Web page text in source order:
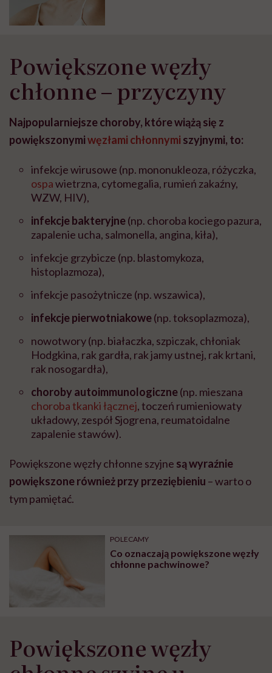
Powiększone węzły
chłonne – przyczyny
Najpopularniejsze choroby, które wiążą się z
powiększonymiwęzłami chłonnymi szyjnymi, to:
infekcje wirusowe (np. mononukleoza, różyczka,
ospawietrzna, cytomegalia, rumień zakaźny,
WZW, HIV),
infekcje bakteryjne(np. choroba kociego pazura,
zapalenie ucha, salmonella, angina, kiła),
infekcje grzybicze (np. blastomykoza,
histoplazmoza),
infekcje pasożytnicze (np. wszawica),
infekcje pierwotniakowe(np. toksoplazmoza),
nowotwory (np. białaczka, szpiczak, chłoniak
Hodgkina, rak gardła, rak jamy ustnej, rak krtani,
rak nosogardła),
choroby autoimmunologiczne(np. mieszana
choroba tkanki łącznej, toczeń rumieniowaty
układowy, zespół Sjogrena, reumatoidalne
zapalenie stawów).
Powiększone węzły chłonne szyjne są wyraźnie
powiększone również przy przeziębieniu – warto o
tym pamiętać.
POLECAMY
Co oznaczają powiększone węzły
chłonne pachwinowe?
Powiększone węzły